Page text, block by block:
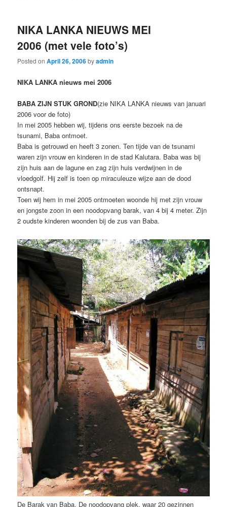
NIKA LANKA NIEUWS MEI
2006 (met vele foto’s)
Posted onApril 26, 2006byadmin
NIKA LANKA nieuws mei 2006
BABA ZIJN STUK GROND(zie NIKA LANKA nieuws van januari
2006 voor de foto)
In mei 2005 hebben wij, tijdens ons eerste bezoek na de
tsunami, Baba ontmoet.
Baba is getrouwd en heeft 3 zonen. Ten tijde van de tsunami
waren zijn vrouw en kinderen in de stad Kalutara. Baba was bij
zijn huis aan de lagune en zag zijn huis verdwijnen in de
vloedgolf. Hij zelf is toen op miraculeuze wijze aan de dood
ontsnapt.
Toen wij hem in mei 2005 ontmoeten woonde hij met zijn vrouw
en jongste zoon in een noodopvang barak, van 4 bij 4 meter. Zijn
2 oudste kinderen woonden bij de zus van Baba.
De Barak van Baba. De noodopvang plek, waar 20 gezinnen